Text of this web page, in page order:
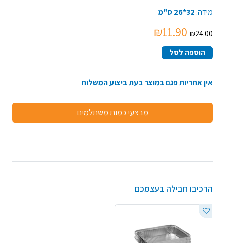
מידה: 32*26 ס"מ
₪24.00
₪11.90
הוספה לסל
אין אחריות פגם במוצר בעת ביצוע המשלוח
מבצעי כמות משתלמים
הרכיבו חבילה בעצמכם